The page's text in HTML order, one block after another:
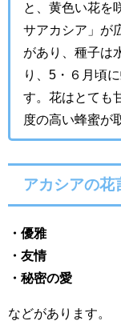
と、黄色い花を
サアカシア」が
があり、種子は
り、5・６月頃
す。花はとても
度の高い蜂蜜が
アカシアの花
・ 優雅
・友情
・秘密の愛
などがあります。